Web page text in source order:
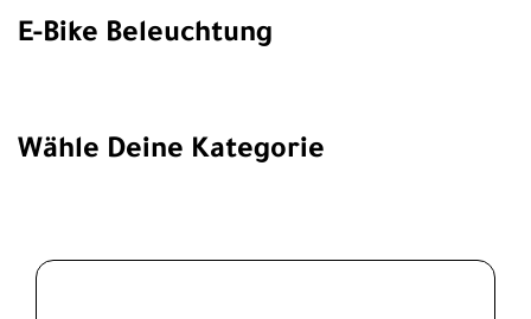
E-Bike Beleuchtung
Wähle Deine Kategorie